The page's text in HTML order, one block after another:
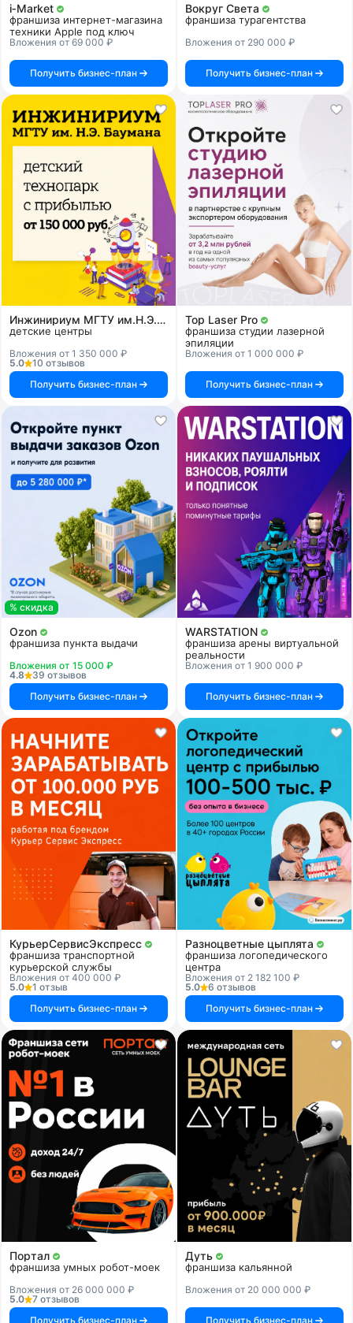
i‑Market
франшиза интернет-магазина
техники Apple под ключ
Вложения от 69 000 ₽
Получить бизнес-план
Вокруг Света
франшиза турагентства
Вложения от 290 000 ₽
Получить бизнес-план
Инжинириум МГТУ им.Н.Э.Баумана
детские центры
Вложения от 1 350 000 ₽
5.0
10 отзывов
Получить бизнес-план
Top Laser Pro
франшиза студии лазерной
эпиляции
Вложения от 1 000 000 ₽
Получить бизнес-план
% скидка
Ozon
франшиза пункта выдачи
Вложения от 15 000 ₽
4.8
39 отзывов
Получить бизнес-план
WARSTATION
франшиза арены виртуальной
реальности
Вложения от 1 900 000 ₽
Получить бизнес-план
КурьерСервисЭкспресс
франшиза транспортной
курьерской службы
Вложения от 400 000 ₽
5.0
1 отзыв
Получить бизнес-план
Разноцветные цыплята
франшиза логопедического
центра
Вложения от 2 182 100 ₽
5.0
6 отзывов
Получить бизнес-план
Портал
франшиза умных робот-моек
Вложения от 26 000 000 ₽
5.0
7 отзывов
Получить бизнес-план
Дуть
франшиза кальянной
Вложения от 20 000 000 ₽
Получить бизнес-план